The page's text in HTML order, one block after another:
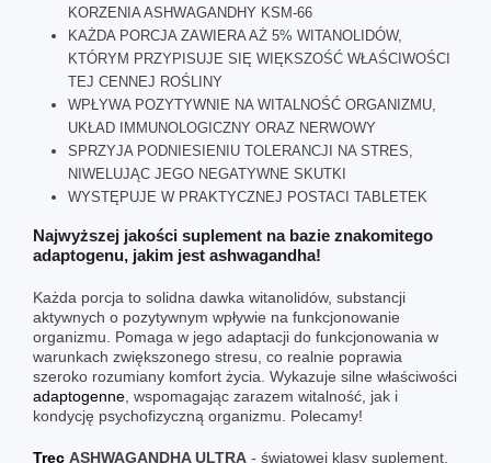
KORZENIA ASHWAGANDHY KSM-66
KAŻDA PORCJA ZAWIERA AŻ 5% WITANOLIDÓW,
KTÓRYM PRZYPISUJE SIĘ WIĘKSZOŚĆ WŁAŚCIWOŚCI
TEJ CENNEJ ROŚLINY
WPŁYWA POZYTYWNIE NA WITALNOŚĆ ORGANIZMU,
UKŁAD IMMUNOLOGICZNY ORAZ NERWOWY
SPRZYJA PODNIESIENIU TOLERANCJI NA STRES,
NIWELUJĄC JEGO NEGATYWNE SKUTKI
WYSTĘPUJE W PRAKTYCZNEJ POSTACI TABLETEK
Najwyższej jakości suplement na bazie znakomitego
adaptogenu, jakim jest ashwagandha!
Każda porcja to solidna dawka witanolidów, substancji
aktywnych o pozytywnym wpływie na funkcjonowanie
organizmu. Pomaga w jego adaptacji do funkcjonowania w
warunkach zwiększonego stresu, co realnie poprawia
szeroko rozumiany komfort życia. Wykazuje silne właściwości
adaptogenne , wspomagając zarazem witalność, jak i
kondycję psychofizyczną organizmu. Polecamy!
Trec ASHWAGANDHA ULTRA - światowej klasy suplement,